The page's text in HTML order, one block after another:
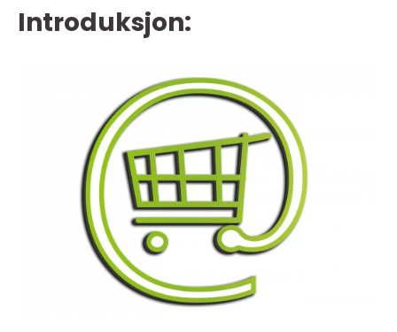
Introduksjon: